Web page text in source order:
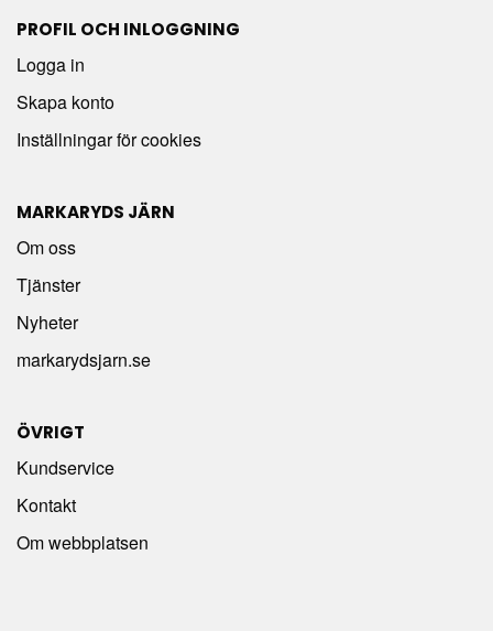
PROFIL OCH INLOGGNING
Logga in
Skapa konto
Inställningar för cookies
MARKARYDS JÄRN
Om oss
Tjänster
Nyheter
markarydsjarn.se
ÖVRIGT
Kundservice
Kontakt
Om webbplatsen